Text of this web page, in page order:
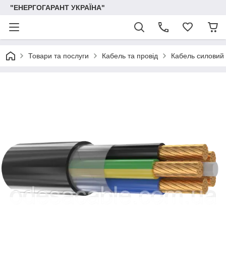
"ЕНЕРГОГАРАНТ УКРАЇНА"
Товари та послуги Кабель та провід Кабель